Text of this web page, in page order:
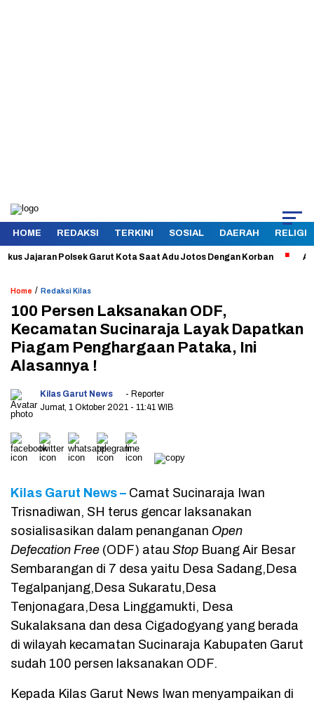
HOME REDAKSI TERKINI SOSIAL DAERAH RELIGI
Polsek Garut Kota Saat Adu Jotos Dengan Korban Aman
Home / Redaksi Kilas
100 Persen Laksanakan ODF,
Kecamatan Sucinaraja Layak Dapatkan
Piagam Penghargaan Pataka, Ini
Alasannya !
Kilas Garut News
- Reporter
Jumat, 1 Oktober 2021 - 11:41 WIB
Kilas Garut News – Camat Sucinaraja Iwan
Trisnadiwan, SH terus gencar laksanakan
sosialisasikan dalam penanganan Open
Defecation Free (ODF) atau Stop Buang Air Besar
Sembarangan di 7 desa yaitu Desa Sadang,Desa
Tegalpanjang,Desa Sukaratu,Desa
Tenjonagara,Desa Linggamukti, Desa
Sukalaksana dan desa Cigadogyang yang berada
di wilayah kecamatan Sucinaraja Kabupaten Garut
sudah 100 persen laksanakan ODF.
Kepada Kilas Garut News Iwan menyampaikan di